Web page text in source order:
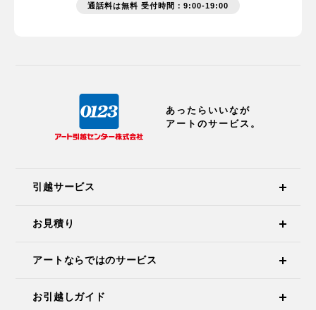
通話料は無料 受付時間：9:00-19:00
あったらいいなが
アートのサービス。
引越サービス
お見積り
アートならではのサービス
お引越しガイド